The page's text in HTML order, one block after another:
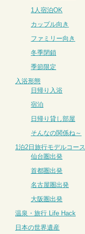
1人宿泊OK
カップル向き
ファミリー向き
冬季閉鎖
季節限定
入浴形態
日帰り入浴
宿泊
日帰り貸し部屋
そんなの関係ね～
1泊2日旅行モデルコース
仙台圏出発
首都圏出発
名古屋圏出発
大阪圏出発
温泉・旅行 Life Hack
日本の世界遺産